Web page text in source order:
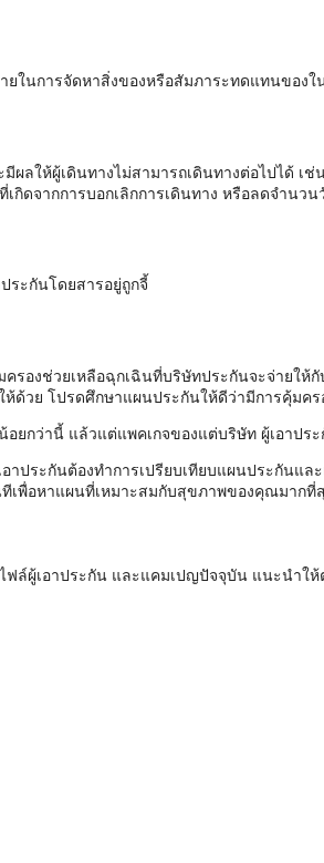
ในการจัดหาสิ่งของหรือสัมภาระทดแทนของ
ผลให้ผู้เดินทางไม่สามารถเดินทางต่อไปได้
กิดจากการบอกเลิกการเดินทาง หรือลดจำน
ระกันโดยสารอยู่ถูกจี้
องช่วยเหลือฉุกเฉินที่บริษัทประกันจะจ่ายให้กั
ด้วย โปรดศึกษาแผนประกันให้ดีว่ามีการคุ้มค
ยกว่านี้ แล้วแต่แพคเกจของแต่บริษัท ผู้เอาปร
ระกันต้องทำการเปรียบเทียบแผนประกันแล
เพื่อหาแผนที่เหมาะสมกับสุขภาพของคุณมากที่
ผู้เอาประกัน และแคมเปญปัจจุบัน แนะนำให้